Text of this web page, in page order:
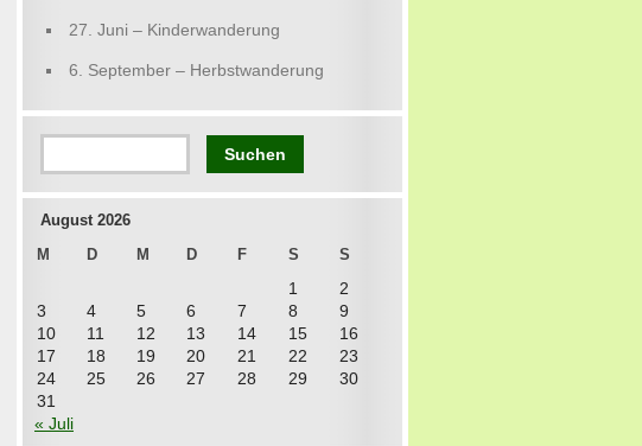
27. Juni – Kinderwanderung
6. September – Herbstwanderung
August 2026
M
D M D F S S
1
2
3
4 5 6 7 8
9
10
11 12 13 14 15
16
17
18 19 20 21 22
23
24
25 26 27 28 29
30
31
« Juli